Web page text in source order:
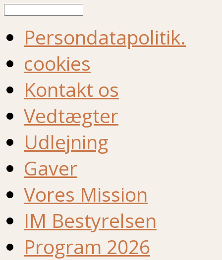
Persondatapolitik.
cookies
Kontakt os
Vedtægter
Udlejning
Gaver
Vores Mission
IM Bestyrelsen
Program 2026